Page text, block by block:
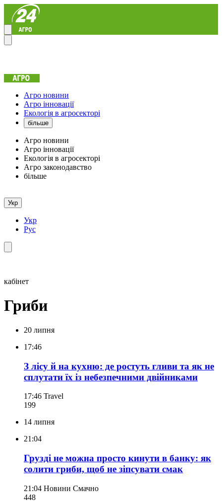
Агро новини
Агро інновації
Екологія в агросекторі
більше
Агро новини
Агро інновації
Екологія в агросекторі
Агро законодавство
більше
Укр
Укр
Рус
кабінет
Гриби
20 липня
17:46
З лісу й на кухню: де ростуть гливи та як не
сплутати їх із небезпечними двійниками
17:46 Travel
199
14 липня
21:04
Грузді не можна просто кинути в банку: як
солити гриби, щоб не зіпсувати смак
21:04 Новини Смачно
448